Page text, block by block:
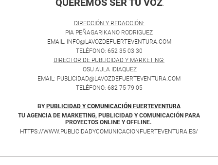
QUEREMOS SER TU VOZ.
DIRECCIÓN Y REDACCIÓN:
PIA PEÑAGARIKANO RODRIGUEZ
EMAIL: INFO@LAVOZDEFUERTEVENTURA.COM
TELÉFONO: 652 35 03 30
DIRECTOR DE PUBLICIDAD Y MARKETING:
IOSU AULA IDIAQUEZ
EMAIL: PUBLICIDAD@LAVOZDEFUERTEVENTURA.COM
TELÉFONO: 682 75 79 05
BY PUBLICIDAD Y COMUNICACIÓN FUERTEVENTURA
TU AGENCIA DE MARKETING, PUBLICIDAD Y COMUNICACIÓN PARA
PROYECTOS ONLINE Y OFFLINE.
HTTPS://WWW.PUBLICIDADYCOMUNICACIONFUERTEVENTURA.ES/